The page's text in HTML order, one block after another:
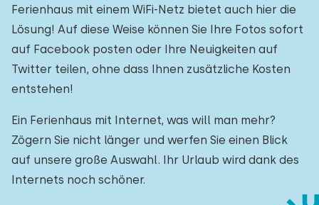
Ferienhaus mit einem WiFi-Netz bietet auch hier die
Lösung! Auf diese Weise können Sie Ihre Fotos sofort
auf Facebook posten oder Ihre Neuigkeiten auf
Twitter teilen, ohne dass Ihnen zusätzliche Kosten
entstehen!
Ein Ferienhaus mit Internet, was will man mehr?
Zögern Sie nicht länger und werfen Sie einen Blick
auf unsere große Auswahl. Ihr Urlaub wird dank des
Internets noch schöner.